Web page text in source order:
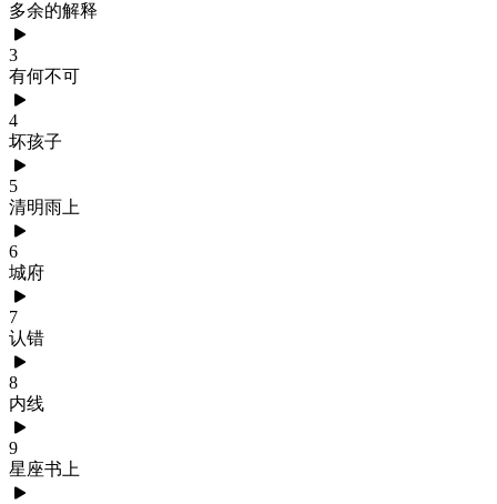
多余的解释
3
有何不可
4
坏孩子
5
清明雨上
6
城府
7
认错
8
内线
9
星座书上